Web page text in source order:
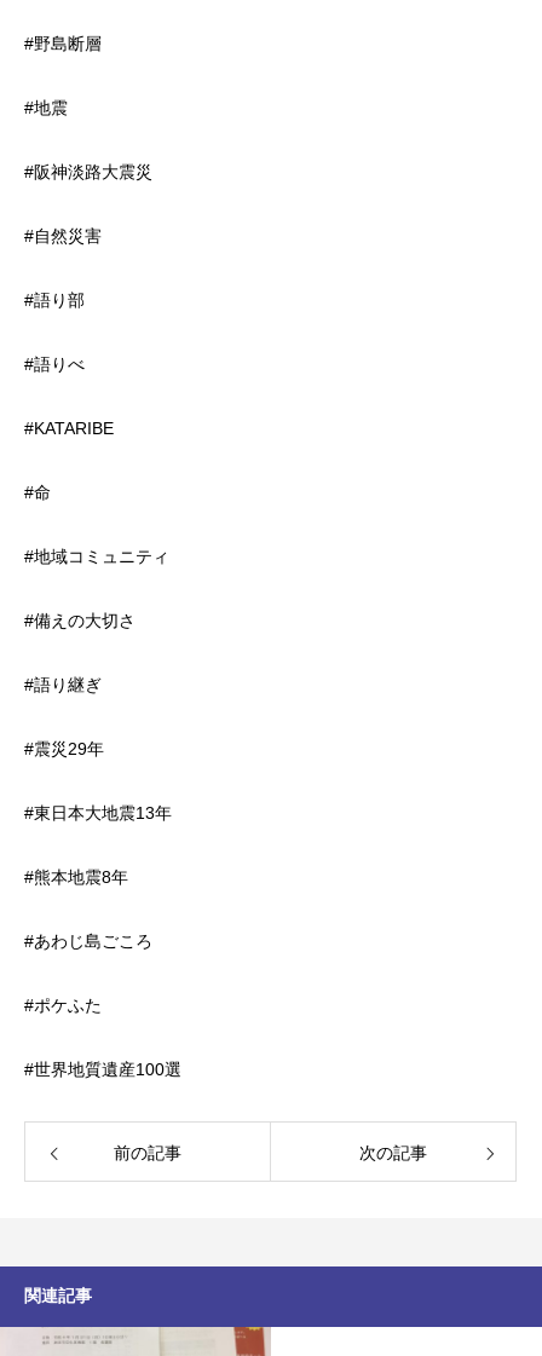
#野島断層
#地震
#阪神淡路大震災
#自然災害
#語り部
#語りべ
#KATARIBE
#命
#地域コミュニティ
#備えの大切さ
#語り継ぎ
#震災29年
#東日本大地震13年
#熊本地震8年
#あわじ島ごころ
#ポケふた
#世界地質遺産100選
前の記事 次の記事
関連記事